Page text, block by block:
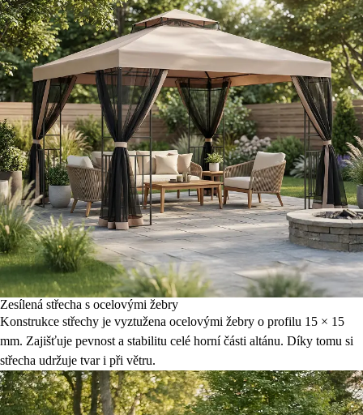
Zesílená střecha s ocelovými žebry
Konstrukce střechy je vyztužena ocelovými žebry o profilu 15 × 15
mm. Zajišťuje pevnost a stabilitu celé horní části altánu. Díky tomu si
střecha udržuje tvar i při větru.